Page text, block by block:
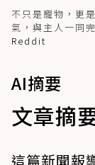
不只是寵物，更
氣，與主人一同
Reddit
AI摘要
文章摘
這篇新聞報